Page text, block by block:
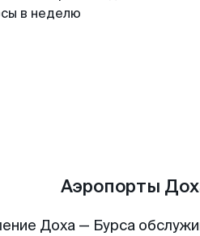
в неделю
Аэропорты
Доха — Бурса